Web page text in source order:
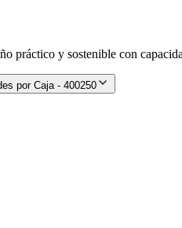
práctico y sostenible con
por Caja - 400250